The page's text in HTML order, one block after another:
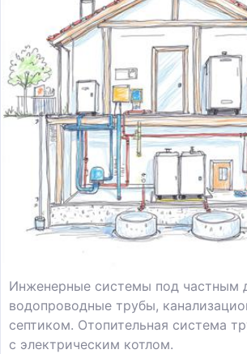
Инженерные системы под частным
водопроводные трубы,
септиком. Отопительная система
с электрическим котлом.